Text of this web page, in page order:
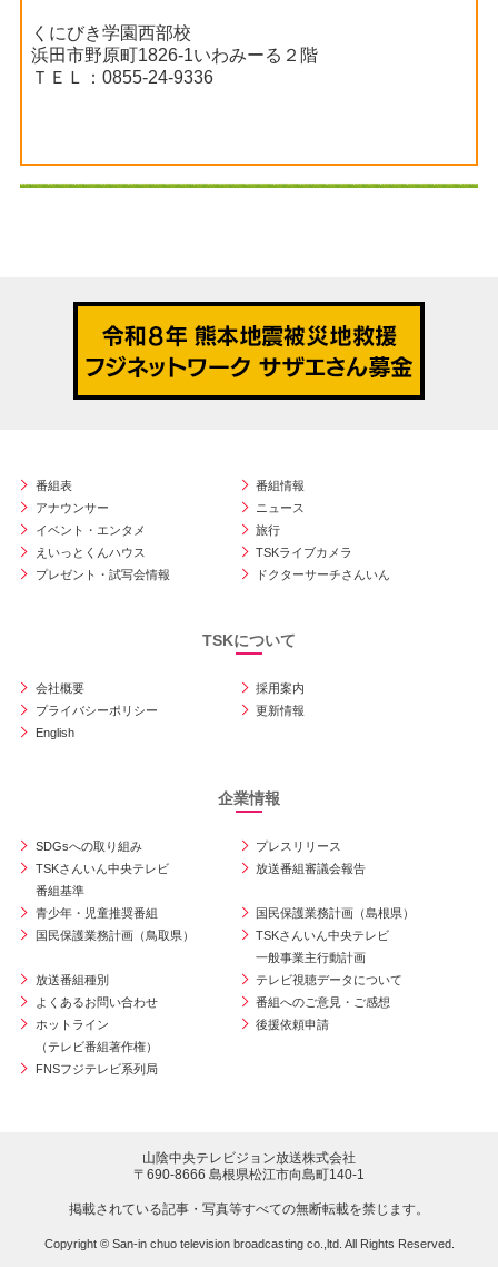
くにびき学園西部校
浜田市野原町1826-1いわみーる２階
ＴＥＬ：0855-24-9336
番組表
番組情報
アナウンサー
ニュース
イベント・エンタメ
旅行
えいっとくんハウス
TSKライブカメラ
プレゼント・試写会情報
ドクターサーチさんいん
TSKについて
会社概要
採用案内
プライバシーポリシー
更新情報
English
企業情報
SDGsへの取り組み
プレスリリース
TSKさんいん中央テレビ
番組基準
放送番組審議会報告
青少年・児童推奨番組
国民保護業務計画（島根県）
国民保護業務計画（鳥取県）
TSKさんいん中央テレビ
一般事業主行動計画
放送番組種別
テレビ視聴データについて
よくあるお問い合わせ
番組へのご意見・ご感想
ホットライン
（テレビ番組著作権）
後援依頼申請
FNSフジテレビ系列局
山陰中央テレビジョン放送株式会社
〒690-8666 島根県松江市向島町140-1
掲載されている記事・写真等すべての無断転載を禁じます。
Copyright © San-in chuo television broadcasting co.,ltd. All Rights Reserved.